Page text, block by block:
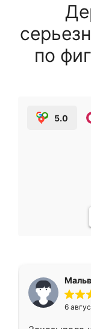
по
5.0
6